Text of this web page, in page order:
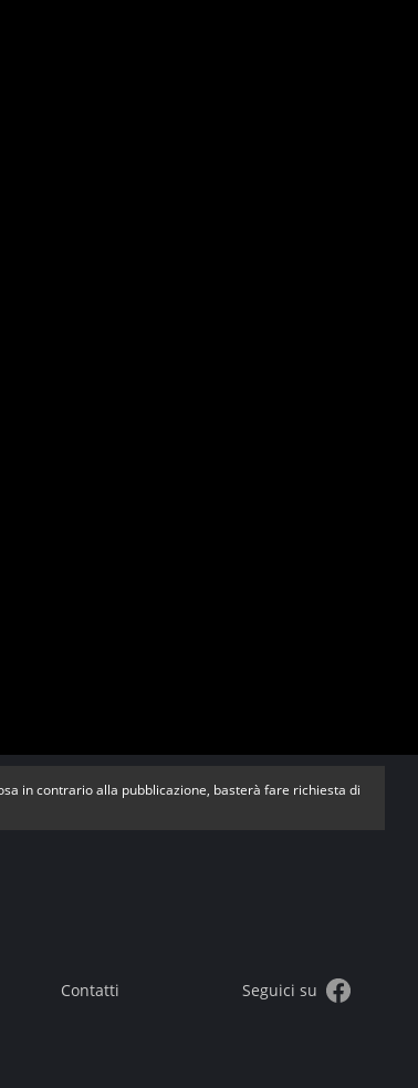
in contrario alla pubblicazione, basterà fare richiesta di
Contatti Seguici su